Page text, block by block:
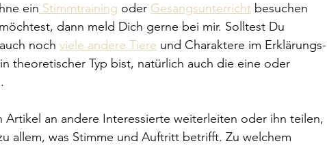
ein Stimmtraining oder Gesangsunterricht besuchen
dann meld Dich gerne bei mir. Solltest Du
noch viele andere Tiere und Charaktere im Erklärungs-
theoretischer Typ bist, natürlich auch die eine oder
Artikel an andere Interessierte weiterleiten oder ihn teilen,
allem, was Stimme und Auftritt betrifft. Zu welchem